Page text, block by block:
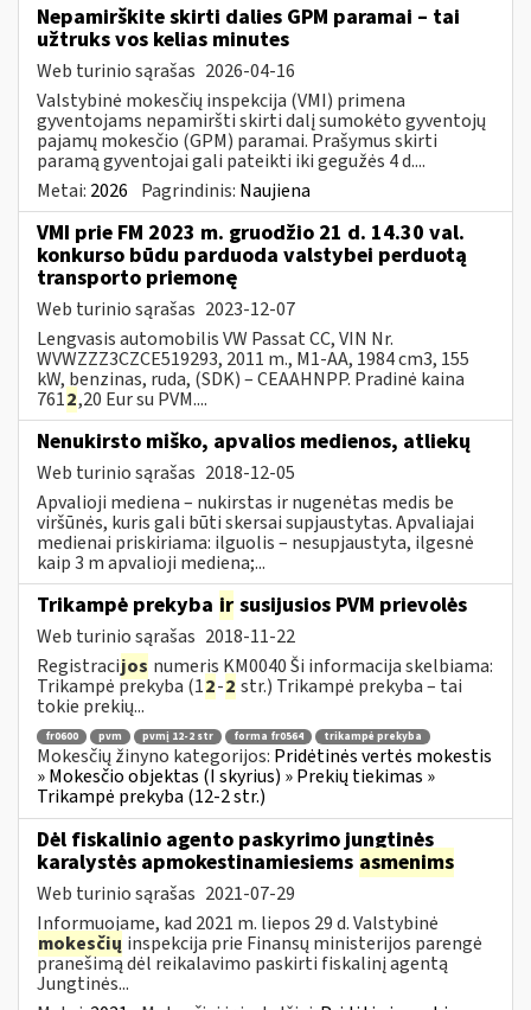
Nepamirškite skirti dalies GPM paramai – tai
užtruks vos kelias minutes
Web turinio sąrašas 2026-04-16
Valstybinė mokesčių inspekcija (VMI) primena
gyventojams nepamiršti skirti dalį sumokėto gyventojų
pajamų mokesčio (GPM) paramai. Prašymus skirti
paramą gyventojai gali pateikti iki gegužės 4 d....
Metai: 2026 Pagrindinis: Naujiena
VMI prie FM 2023 m. gruodžio 21 d. 14.30 val.
konkurso būdu parduoda valstybei perduotą
transporto priemonę
Web turinio sąrašas 2023-12-07
Lengvasis automobilis VW Passat CC, VIN Nr.
WVWZZZ3CZCE519293, 2011 m., M1-AA, 1984 cm3, 155
kW, benzinas, ruda, (SDK) – CEAAHNPP. Pradinė kaina
7612,20 Eur su PVM....
Nenukirsto miško, apvalios medienos, atliekų
Web turinio sąrašas 2018-12-05
Apvalioji mediena – nukirstas ir nugenėtas medis be
viršūnės, kuris gali būti skersai supjaustytas. Apvaliajai
medienai priskiriama: ilguolis – nesupjaustyta, ilgesnė
kaip 3 m apvalioji mediena;...
Trikampė prekyba ir susijusios PVM prievolės
Web turinio sąrašas 2018-11-22
Registracijos numeris KM0040 Ši informacija skelbiama:
Trikampė prekyba (12-2 str.) Trikampė prekyba – tai
tokie prekių...
fr0600 pvm pvmį 12-2 str forma fr0564 trikampė prekyba
Mokesčių žinyno kategorijos: Pridėtinės vertės mokestis
» Mokesčio objektas (I skyrius) » Prekių tiekimas »
Trikampė prekyba (12-2 str.)
Dėl fiskalinio agento paskyrimo jungtinės
karalystės apmokestinamiesiems asmenims
Web turinio sąrašas 2021-07-29
Informuojame, kad 2021 m. liepos 29 d. Valstybinė
mokesčių inspekcija prie Finansų ministerijos parengė
pranešimą dėl reikalavimo paskirti fiskalinį agentą
Jungtinės...